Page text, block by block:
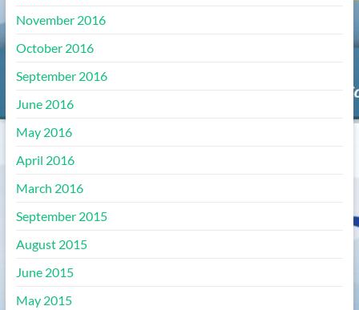
November 2016
October 2016
September 2016
June 2016
May 2016
April 2016
March 2016
September 2015
August 2015
June 2015
May 2015